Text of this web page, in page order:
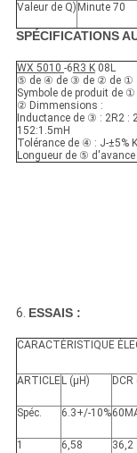
Valeur de Q) Minute 70
SPÉCIFICATIONS
WX 5010 -6 R3 K08L
⑤ de ④ de ③ de ② de ①
Symbole de produit de ①
② Dimmensions :
Inductance de ③ : 2R2 :
152:1.5mH
Tolérance de ④ : J-±5%
Longueur de ⑤ d'avance
6. ESSAIS :
CARACTÉRISTIQUE
ARTICLE L (μH)
Spéc. 6.3+/-10%
1 6,58 36,2